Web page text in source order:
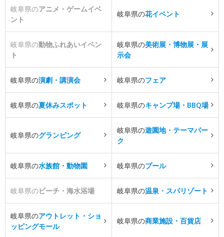
岐阜県のアニメ・ゲームイベ
ント
岐阜県の花イベント
岐阜県の動物ふれあいイベン
ト
岐阜県の美術展・博物展・展
示会
岐阜県の演劇・講演会 岐阜県のフェア
岐阜県の夏休みスポット 岐阜県のキャンプ場・BBQ場
岐阜県のグランピング
岐阜県の遊園地・テーマパー
ク
岐阜県の水族館・動物園 岐阜県のプール
岐阜県のビーチ・海水浴場 岐阜県の温泉・スパリゾート
岐阜県のアウトレット・ショ
ッピングモール
岐阜県の商業施設・百貨店